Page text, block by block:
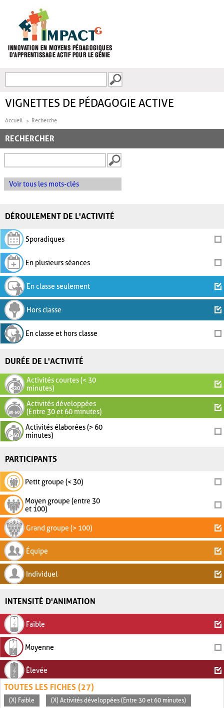
FORMULAIRE DE
VIGNETTES DE PÉDAGOGIE ACTIVE
Accueil Recherche
RECHERCHER
Voir tous les mots-clés
DÉROULEMENT DE L'ACTIVITÉ
Sporadiques
En plusieurs séances
En classe seulement
Hors classe
En classe et hors classe
DURÉE DE L'ACTIVITÉ
Activités courtes (< 30
minutes)
Activités développées
(Entre 30 et 60 minutes)
Activités élaborées (> 60
minutes)
PARTICIPANTS
Petit groupe (< 30)
Moyen groupe (entre 30
et 100)
Grand groupe (> 100)
Équipe
Individuel
INTENSITÉ D'ANIMATION
Faible
Moyenne
Élevée
TOUTES LES FICHES (27)
(X) Faible (X) Activités développées (Entre 30 et 60 minutes)